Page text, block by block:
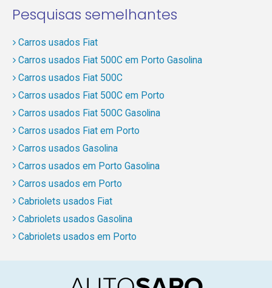
Pesquisas semelhantes
Carros usados Fiat
Carros usados Fiat 500C em Porto Gasolina
Carros usados Fiat 500C
Carros usados Fiat 500C em Porto
Carros usados Fiat 500C Gasolina
Carros usados Fiat em Porto
Carros usados Gasolina
Carros usados em Porto Gasolina
Carros usados em Porto
Cabriolets usados Fiat
Cabriolets usados Gasolina
Cabriolets usados em Porto